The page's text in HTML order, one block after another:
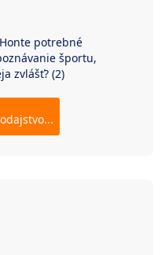
potrebné
športu,
zvlášť? (2)